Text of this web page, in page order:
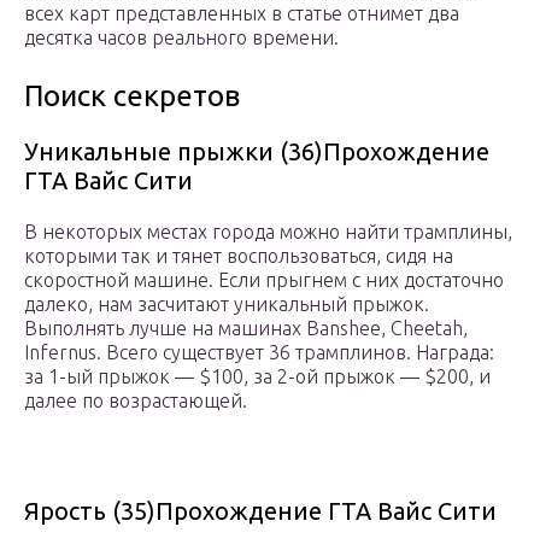
всех карт представленных в статье отнимет два
десятка часов реального времени.
Поиск секретов
Уникальные прыжки (36)Прохождение
ГТА Вайс Сити
В некоторых местах города можно найти трамплины,
которыми так и тянет воспользоваться, сидя на
скоростной машине. Если прыгнем с них достаточно
далеко, нам засчитают уникальный прыжок.
Выполнять лучше на машинах Banshee, Cheetah,
Infernus. Всего существует 36 трамплинов. Награда:
за 1-ый прыжок — $100, за 2-ой прыжок — $200, и
далее по возрастающей.
Ярость (35)Прохождение ГТА Вайс Сити